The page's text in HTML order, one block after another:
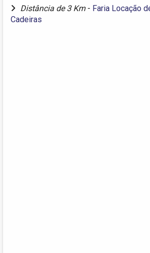
Distância de 3 Km - Faria Locação
Cadeiras